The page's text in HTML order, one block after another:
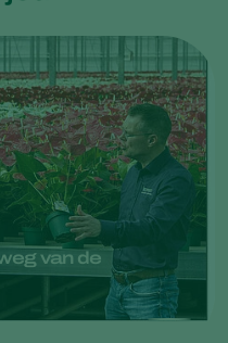
van de